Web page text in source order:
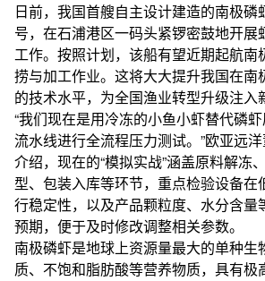
日前，我国首艘自主设计建造的南极磷
号，在石浦港区一码头紧锣密鼓地开展
工作。按照计划，该船有望近期起航南
捞与加工作业。这将大大提升我国在南
的技术水平，为全国渔业转型升级注入
“我们现在是用冷冻的小鱼小虾替代磷
流水线进行全流程压力测试。”欧亚远
介绍，现在的“模拟实战”涵盖原料解冻
型、包装入库等环节，重点检验设备在
行稳定性，以及产品颗粒度、水分含量
预期，便于及时修改调整相关参数。
南极磷虾是地球上资源量最大的单种生
质、不饱和脂肪酸等营养物质，具有极